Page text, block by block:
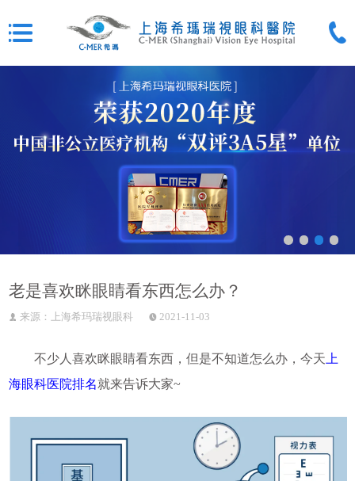
老是喜欢眯眼睛看东西怎么办？
来源：上海希玛瑞视眼科 2021-11-03
不少人喜欢眯眼睛看东西，但是不知道怎么办，今天 上
海眼科医院排名就来告诉大家~